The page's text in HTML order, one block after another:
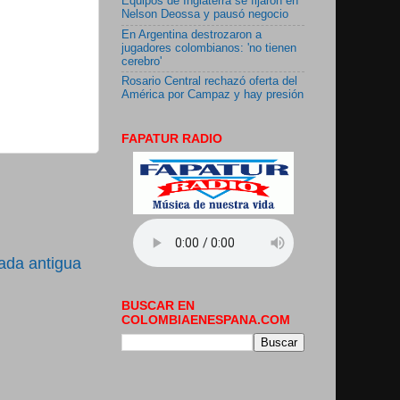
antigua
Nelson Deossa y pausó negocio
En Argentina destrozaron a
jugadores colombianos: 'no tienen
cerebro'
Rosario Central rechazó oferta del
América por Campaz y hay presión
FAPATUR RADIO
BUSCAR EN
COLOMBIAENESPANA.COM